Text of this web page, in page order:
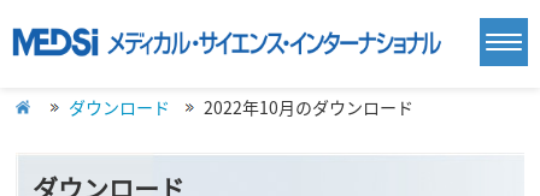
ダウンロード
ダウンロード 2022年10月のダウンロード